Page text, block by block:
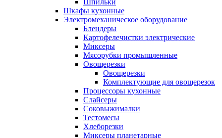
Шпильки
Шкафы кухонные
Электромеханическое оборудование
Блендеры
Картофелечистки электрические
Миксеры
Мясорубки промышленные
Овощерезки
Овощерезки
Комплектующие для овощерезок
Процессоры кухонные
Слайсеры
Соковыжималки
Тестомесы
Хлеборезки
Миксеры планетарные